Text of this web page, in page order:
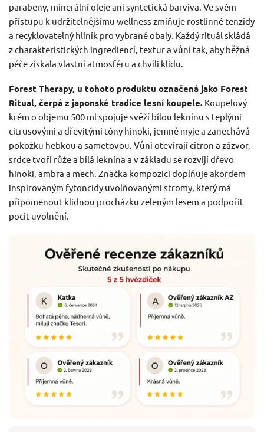
parabeny, minerální oleje ani syntetická barviva. Ve svém
přístupu k udržitelnějšímu wellness zmiňuje rostlinné tenzidy
a recyklovatelný hliník pro vybrané obaly. Každý rituál skládá
z charakteristických ingrediencí, textur a vůní tak, aby běžná
péče získala vlastní atmosféru a chvíli klidu.
Forest Therapy, u tohoto produktu označená jako Forest
Ritual, čerpá z japonské tradice lesní koupele. Koupelový
krém o objemu 500 ml spojuje svěží bílou leknínu s teplými
citrusovými a dřevitými tóny hinoki, jemně myje a zanechává
pokožku hebkou a sametovou. Vůni otevírají citron a zázvor,
srdce tvoří růže a bílá leknína a v základu se rozvíjí dřevo
hinoki, ambra a mech. Značka kompozici doplňuje akordem
inspirovaným fytoncidy uvolňovanými stromy, který má
připomenout klidnou procházku zeleným lesem a podpořit
pocit uvolnění.